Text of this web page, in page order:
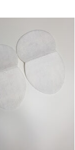
verlanglijst
toevoegen